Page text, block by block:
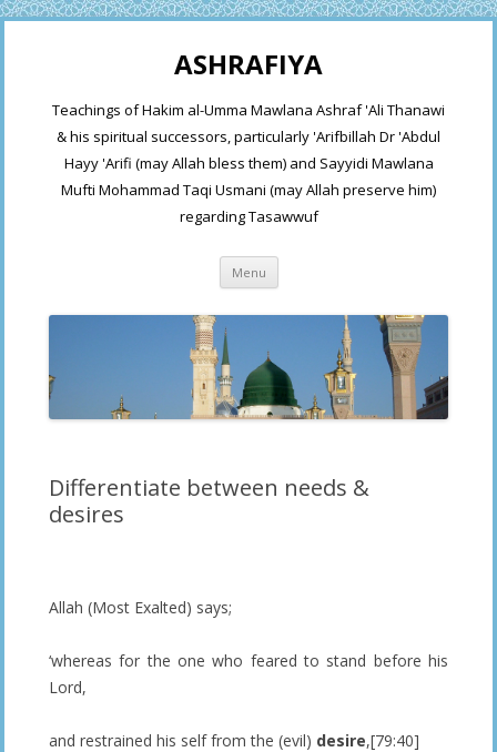
ASHRAFIYA
Teachings of Hakim al-Umma Mawlana Ashraf 'Ali Thanawi
& his spiritual successors, particularly 'Arifbillah Dr 'Abdul
Hayy 'Arifi (may Allah bless them) and Sayyidi Mawlana
Mufti Mohammad Taqi Usmani (may Allah preserve him)
regarding Tasawwuf
Menu Skip
content
Differentiate between needs &
desires
Allah (Most Exalted) says;
‘whereas for the one who feared to stand before his
Lord,
and restrained his self from the (evil) desire,[79:40]